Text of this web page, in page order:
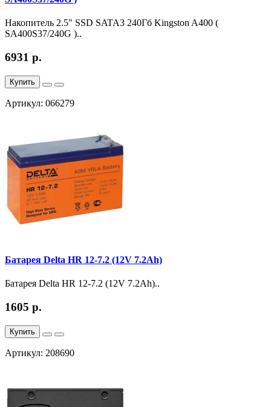
Накопитель 2.5" SSD SATA3 240Гб Kingston A400 (
SA400S37/240G )..
6931 р.
Купить
Артикул: 066279
Батарея Delta HR 12-7.2 (12V 7.2Ah)
Батарея Delta HR 12-7.2 (12V 7.2Ah)..
1605 р.
Купить
Артикул: 208690